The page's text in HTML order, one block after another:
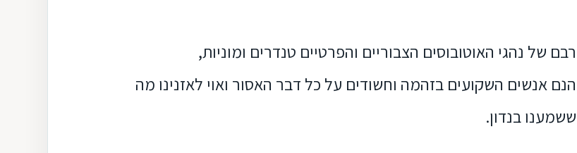
רבם של נהגי האוטובוסים הצבוריים והפרטיים טנדרים ומוניות,
הנם אנשים השקועים בזהמה וחשודים על כל דבר האסור ואוי לאזנינו מה
ששמענו בנדון.